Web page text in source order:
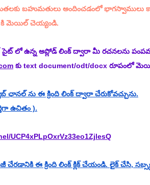
బహుమతులు అందించడంలో భాగస్వాములు
కి మెయిల్ చెయ్యండి.
లో ఉన్న అప్లోడ్ లింక్ ద్వారా మీ రచనలను
కు text document/odt/docx రూపంలో
ను ఈ క్రింది లింక్ ద్వారా చేరుకోవచ్చును.
ఉచితం ).
UCP4xPLpOxrVz33eo1ZjlesQ
చేరడానికి ఈ క్రింది లింక్ క్లిక్ చేయండి. లైక్ చేసి,